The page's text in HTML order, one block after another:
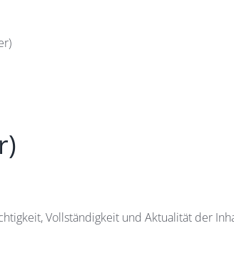
Vollständigkeit und Aktualität der